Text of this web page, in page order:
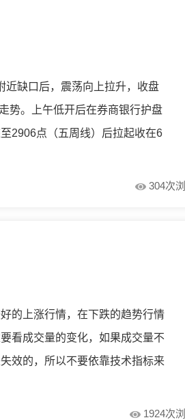
近缺口后，震荡向上拉升，收盘
势。上午低开后在券商银行护盘
2906点（五周线）后拉起收在6
304次
的上涨行情，在下跌的趋势行情
看成交量的变化，如果成交量不
效的，所以不要依靠技术指标来
1924次